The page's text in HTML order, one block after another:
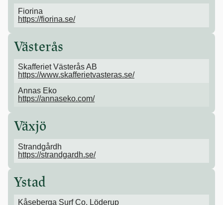
Fiorina
https://fiorina.se/
Västerås
Skafferiet Västerås AB
https://www.skafferietvasteras.se/
Annas Eko
https://annaseko.com/
Växjö
Strandgårdh
https://strandgardh.se/
Ystad
Kåseberga Surf Co, Löderup